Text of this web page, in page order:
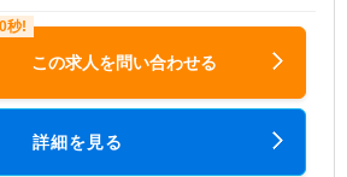
この求人を問い合わせる
詳細を見る